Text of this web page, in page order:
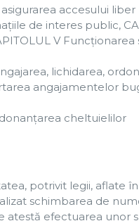
accesului
de interes public,
V
lichidarea,
angajamentelor
cheltuielilor
potrivit legii, aflate
schimbarea de
efectuarea unor